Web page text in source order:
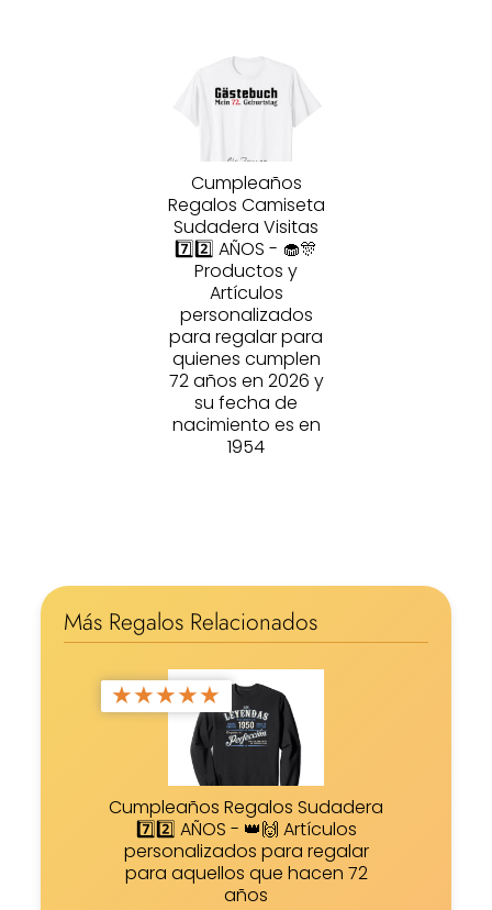
Cumpleaños
Regalos Camiseta
Sudadera Visitas
7️⃣2️⃣ AÑOS - 🧁🎊
Productos y
Artículos
personalizados
para regalar para
quienes cumplen
72 años en 2026 y
su fecha de
nacimiento es en
1954
Más Regalos Relacionados
★★★★★
Cumpleaños Regalos Sudadera
7️⃣2️⃣ AÑOS - 👑🙌 Artículos
personalizados para regalar
para aquellos que hacen 72
años